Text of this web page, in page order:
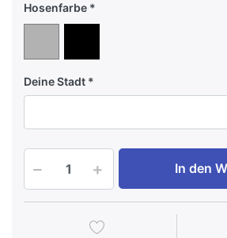
Hosenfarbe
Deine Stadt
In den